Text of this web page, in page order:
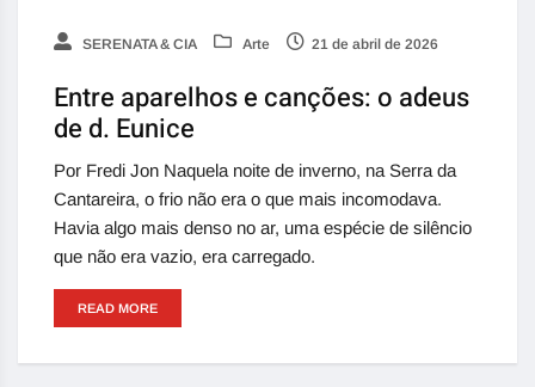
SERENATA & CIA Arte 21 de abril de 2026
Entre aparelhos e canções: o adeus
de d. Eunice
Por Fredi Jon Naquela noite de inverno, na Serra da
Cantareira, o frio não era o que mais incomodava.
Havia algo mais denso no ar, uma espécie de silêncio
que não era vazio, era carregado.
READ MORE